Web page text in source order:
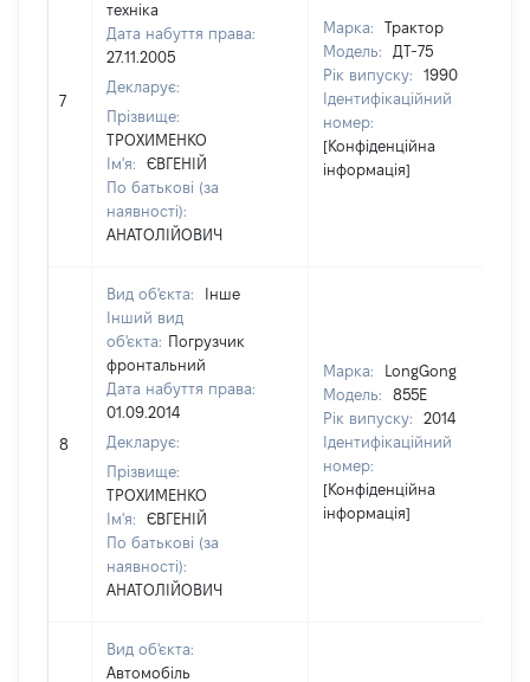
7
техніка
Дата набуття права:
27.11.2005
Декларує:
Прізвище:
ТРОХИМЕНКО
Ім'я:
ЄВГЕНІЙ
По батькові (за
наявності):
АНАТОЛІЙОВИЧ
Марка:
Трактор
Модель:
ДТ-75
Рік випуску:
1990
Ідентифікаційний
номер:
[Конфіденційна
інформація]
8
Вид об'єкта:
Інше
Інший вид
об'єкта: Погрузчик
фронтальний
Дата набуття права:
01.09.2014
Декларує:
Прізвище:
ТРОХИМЕНКО
Ім'я:
ЄВГЕНІЙ
По батькові (за
наявності):
АНАТОЛІЙОВИЧ
Марка:
LongGong
Модель:
855E
Рік випуску:
2014
Ідентифікаційний
номер:
[Конфіденційна
інформація]
Вид об'єкта:
Автомобіль